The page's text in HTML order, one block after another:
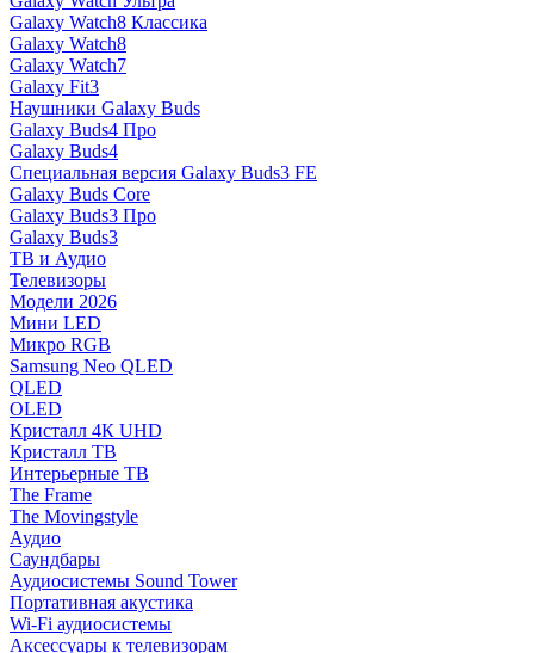
Galaxy Watch8 Классика
Galaxy Watch8
Galaxy Watch7
Galaxy Fit3
Наушники Galaxy Buds
Galaxy Buds4 Про
Galaxy Buds4
Специальная версия Galaxy Buds3 FE
Galaxy Buds Core
Galaxy Buds3 Про
Galaxy Buds3
ТВ и Аудио
Телевизоры
Модели 2026
Мини LED
Микро RGB
Samsung Neo QLED
QLED
OLED
Кристалл 4К UHD
Кристалл ТВ
Интерьерные ТВ
The Frame
The Movingstyle
Аудио
Саундбары
Аудиосистемы Sound Tower
Портативная акустика
Wi-Fi аудиосистемы
Аксессуары к телевизорам